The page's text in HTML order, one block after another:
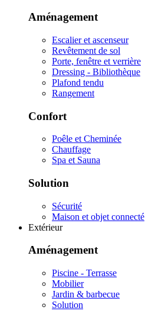
Aménagement
Escalier et ascenseur
Revêtement de sol
Porte, fenêtre et verrière
Dressing - Bibliothèque
Plafond tendu
Rangement
Confort
Poêle et Cheminée
Chauffage
Spa et Sauna
Solution
Sécurité
Maison et objet connecté
Extérieur
Aménagement
Piscine - Terrasse
Mobilier
Jardin & barbecue
Solution